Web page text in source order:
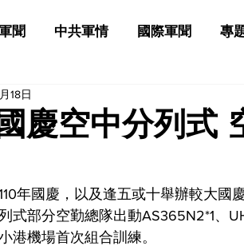
慶空中分列式
18日
年國慶，以及逢五或十舉辦較大國
式部分空勤總隊出動AS365N2*1、
港機場首次組合訓練。
聞 中共軍情 國際軍聞 專